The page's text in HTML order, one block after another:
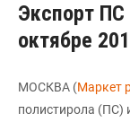
Экспорт
октябре
МОСКВА (Маркет
полистирола (ПС)